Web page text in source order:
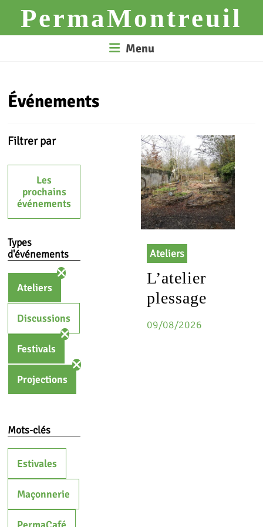
contentPermaMontreuil
Menu
Événements
Filtrer par
Les
prochains
événements
Types
d'événements
Ateliers
Discussions
Festivals
Projections
Mots-clés
Estivales
Maçonnerie
Ateliers
L’atelier
plessage
09/08/2026